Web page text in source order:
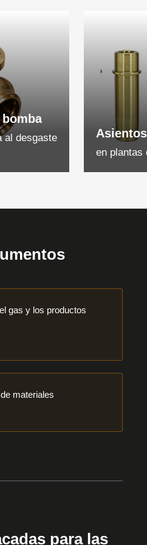
al desgaste
en plantas
gas y los productos
materiales
para las